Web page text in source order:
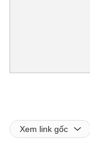
Xem link gốc